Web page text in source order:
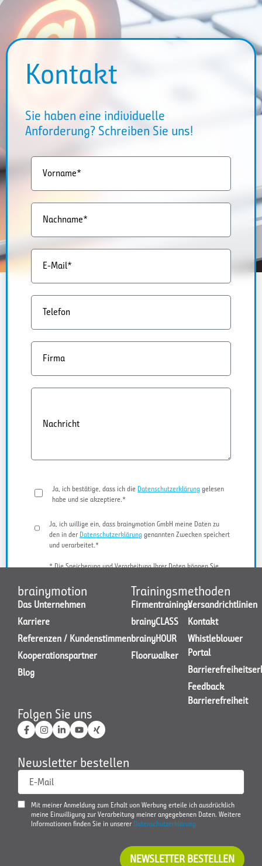
Kontakt
Sie haben eine individuelle
Anforderung? Schreiben Sie uns!
Vorname*
Nachname*
E-Mail*
Telefon
Firma
Nachricht
Ja, ich bestätige, dass ich die Datenschutzerklärung gelesen
habe und sie akzeptiere.*
Ja, ich willige ein, dass brainymotion GmbH meine Daten zu
den in der Datenschutzerklärung genannten Zwecken speichert
und verarbeitet.*
* Die Speicherung und Verarbeitung Ihrer Daten können Sie
JETZT KONTAKT AUFNEHMEN
brainymotion
Das Unternehmen
Karriere
Referenzen / Kundenstimmen
Kooperationspartner
Blog
Trainingsmethoden
Firmentrainings
brainyCLASS
brainyHOUR
Floorwalker
Versandrichtlinien
Kontakt
Whistleblower
Portal
Feedback
Barrierefreiheit
Folgen Sie uns
Newsletter bestellen
E-Mail
Mit meiner Anmeldung zum Erhalt von Werbung erteile ich ausdrücklich
meine Einwilligung zur Verarbeitung meiner angegebenen Daten. Weitere
Informationen finden Sie in unserer Datenschutzerklärung
NEWSLETTER BESTELLEN